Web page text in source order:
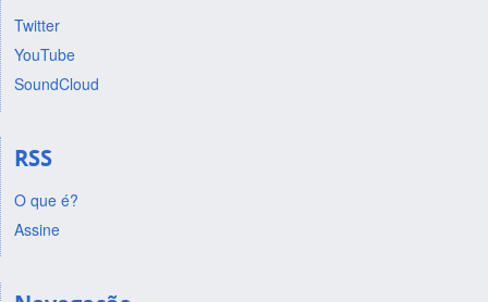
Twitter
YouTube
SoundCloud
RSS
O que é?
Assine